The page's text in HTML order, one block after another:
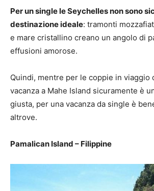
Per un single le Seychelles non sono
destinazione ideale: tramonti
e mare cristallino creano un angolo di
effusioni amorose.
Quindi, mentre per le coppie in viaggio
vacanza a Mahe Island sicuramente è
giusta, per una vacanza da single è
altrove.
Pamalican Island – Filippine